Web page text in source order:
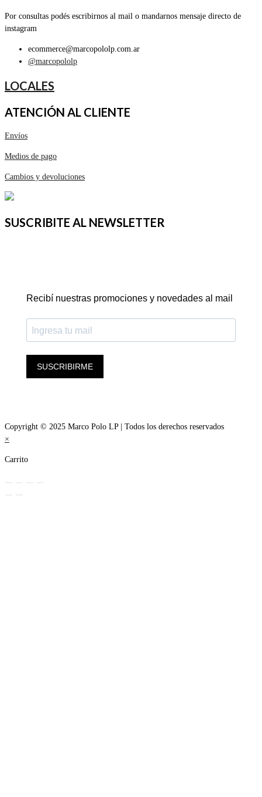
Por consultas podés escribirnos al mail o mandarnos mensaje directo de
instagram
ecommerce@marcopololp.com.ar
@marcopololp
LOCALES
ATENCIÓN AL CLIENTE
Envíos
Medios de pago
Cambios y devoluciones
SUSCRIBITE AL NEWSLETTER
Recibí nuestras promociones y novedades al mail
SUSCRIBIRME
Copyright © 2025 Marco Polo LP | Todos los derechos reservados
×
Carrito